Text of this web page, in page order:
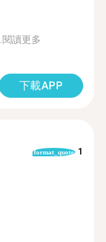
閱讀更多
下載APP
format_quote 1